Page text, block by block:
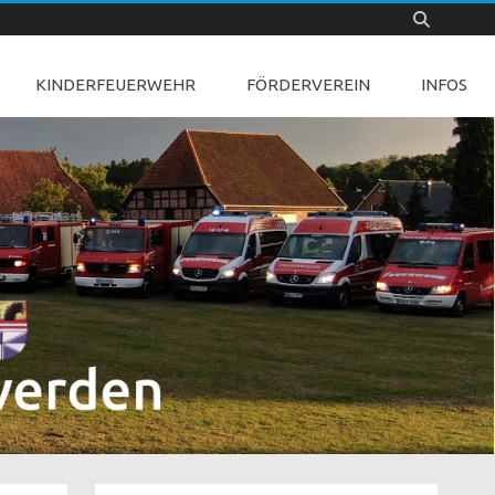
KINDERFEUERWEHR FÖRDERVEREIN INFOS